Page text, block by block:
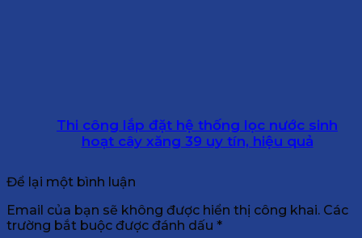
Thi công lắp đặt hệ thống lọc nước sinh
hoạt cây xăng 39 uy tín, hiệu quả
Để lại một bình luận
Email của bạn sẽ không được hiển thị công khai. Các
trường bắt buộc được đánh dấu *